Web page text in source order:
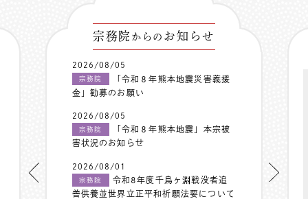
宗務院 からの お知らせ
2026/08/05
宗務院
「令和８年熊本地震災害義援
金」勧募のお願い
2026/08/05
宗務院
「令和８年熊本地震」本宗被
害状況のお知らせ
2026/08/01
宗務院
令和8年度千鳥ヶ淵戦没者追
善供養並世界立正平和祈願法要について